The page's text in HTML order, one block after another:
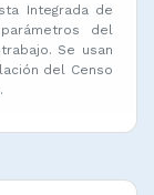
Integrada de
del
Se usan
del Censo